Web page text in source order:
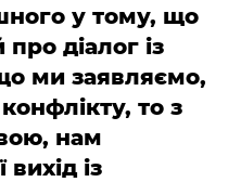
у тому, що
діалог із
ми заявляємо,
то з
нам
із